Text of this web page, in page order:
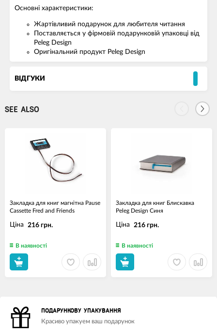
Основні характеристики:
Жартівливий подарунок для любителя читання
Поставляється у фірмовій подарунковій упаковці від
Peleg Design
Оригінальний продукт Peleg Design
ВІДГУКИ
SEE ALSO
Закладка для книг магнітна Pause
Cassette Fred and Friends
Ціна 216 грн.
В наявності
Закладка для книг Блискавка
Peleg Design Синя
Ціна 216 грн.
В наявності
ПОДАРУНКОВУ УПАКУВАННЯ
Красиво упакуем ваш подарунок